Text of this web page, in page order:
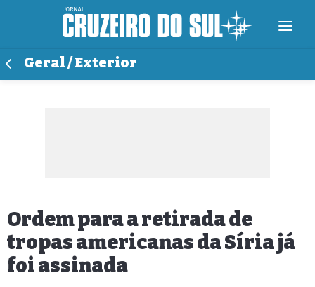
Geral / Exterior
Ordem para a retirada de
tropas americanas da Síria já
foi assinada